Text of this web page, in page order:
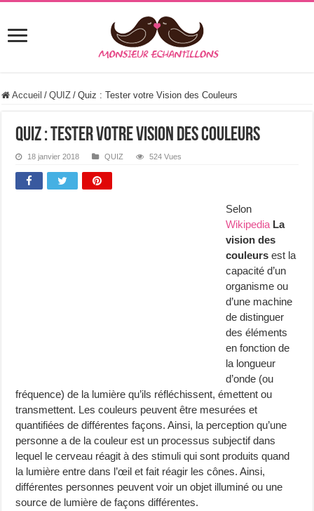
Accueil / QUIZ / Quiz : Tester votre Vision des Couleurs
Quiz : Tester votre Vision des Couleurs
18 janvier 2018 QUIZ 524 Vues
Selon
Wikipedia La
vision des
couleurs est la
capacité d’un
organisme ou
d’une machine
de distinguer
des éléments
en fonction de
la longueur
d’onde (ou
fréquence) de la lumière qu’ils réfléchissent, émettent ou
transmettent. Les couleurs peuvent être mesurées et
quantifiées de différentes façons. Ainsi, la perception qu’une
personne a de la couleur est un processus subjectif dans
lequel le cerveau réagit à des stimuli qui sont produits quand
la lumière entre dans l’œil et fait réagir les cônes. Ainsi,
différentes personnes peuvent voir un objet illuminé ou une
source de lumière de façons différentes.